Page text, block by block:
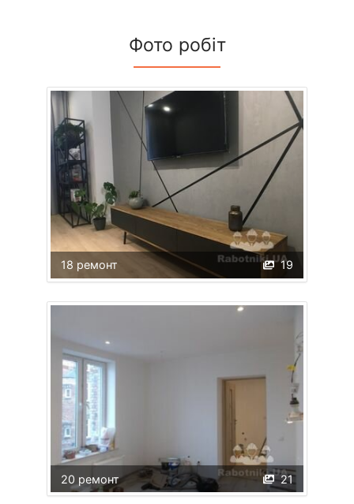
Фото робіт
19
18 ремонт
21
20 ремонт